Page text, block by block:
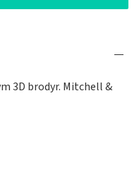
3D brodyr. Mitchell &